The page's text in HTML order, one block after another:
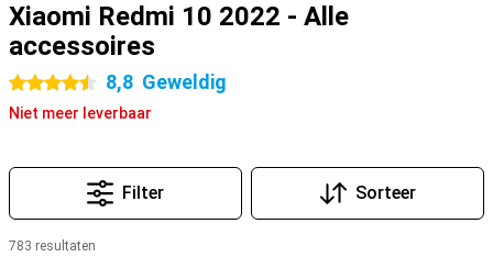
Xiaomi Redmi 10 2022 - Alle
accessoires
4.5 sterren 8,8 Geweldig
Niet meer leverbaar
Filter Sorteer
783 resultaten